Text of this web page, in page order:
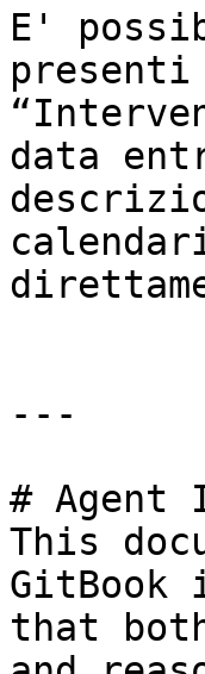
E'
data
---
# Agent
This
GitBook
that